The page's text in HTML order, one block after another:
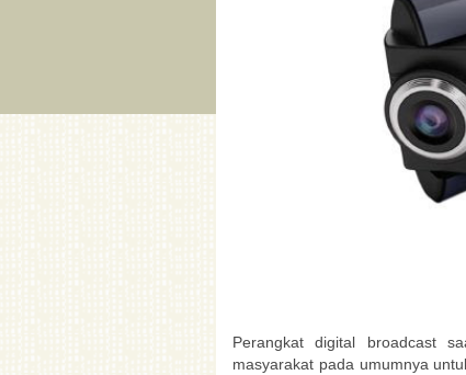
Perangkat digital broadcast
masyarakat pada umumnya